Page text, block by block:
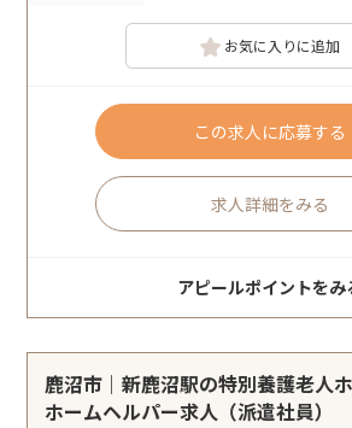
お気に入りに追加
この求人に応募する
求人詳細をみる
アピールポイントをみ
鹿沼市｜新鹿沼駅の特別養護老人
ホームヘルパー求人（派遣社員）